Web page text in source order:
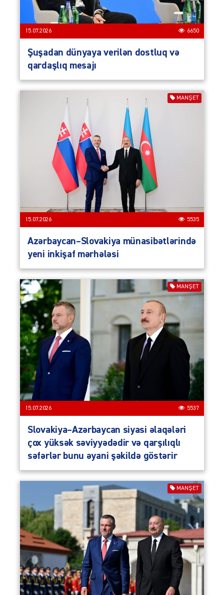
15.07.2026 6650
Şuşadan dünyaya verilən dostluq və
qardaşlıq mesajı
MANŞET
15.07.2026 5535
Azərbaycan–Slovakiya münasibətlərində
yeni inkişaf mərhələsi
MANŞET
15.07.2026 5537
Slovakiya–Azərbaycan siyasi əlaqələri
çox yüksək səviyyədədir və qarşılıqlı
səfərlər bunu əyani şəkildə göstərir
MANŞET